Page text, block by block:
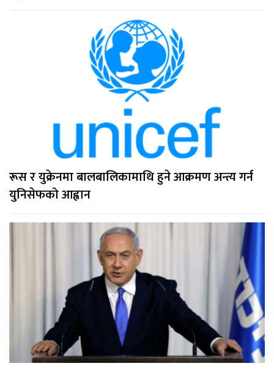
रूस र युक्रेनमा बालबालिकामाथि हुने आक्रमण अन्त्य गर्न
युनिसेफको आह्वान